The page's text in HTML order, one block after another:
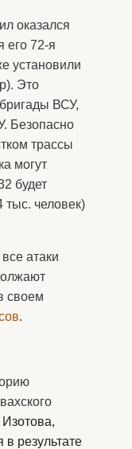
оказался
его 72-я
установили
Это
ВСУ,
Безопасно
трассы
могут
будет
тыс. человек)
атаки
своем
.
результате